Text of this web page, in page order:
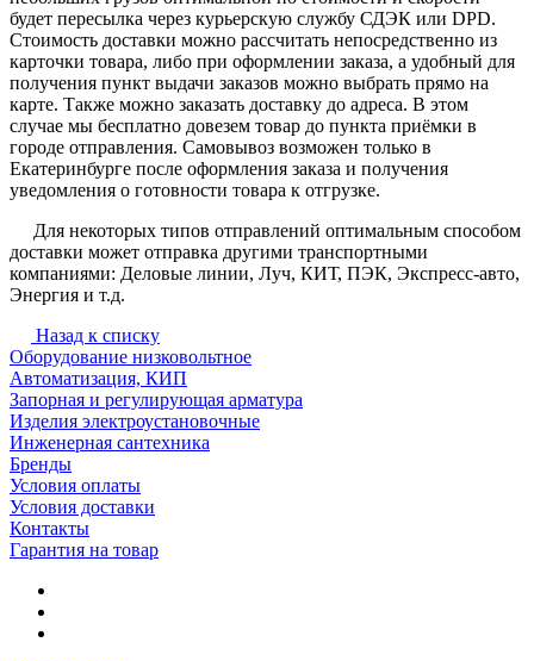
будет пересылка через курьерскую службу СДЭК или DPD.
Стоимость доставки можно рассчитать непосредственно из
карточки товара, либо при оформлении заказа, а удобный для
получения пункт выдачи заказов можно выбрать прямо на
карте. Также можно заказать доставку до адреса. В этом
случае мы бесплатно довезем товар до пункта приёмки в
городе отправления. Самовывоз возможен только в
Екатеринбурге после оформления заказа и получения
уведомления о готовности товара к отгрузке.
Для некоторых типов отправлений оптимальным способом
доставки может отправка другими транспортными
компаниями: Деловые линии, Луч, КИТ, ПЭК, Экспресс-авто,
Энергия и т.д.
Назад к списку
Оборудование низковольтное
Автоматизация, КИП
Запорная и регулирующая арматура
Изделия электроустановочные
Инженерная сантехника
Бренды
Условия оплаты
Условия доставки
Контакты
Гарантия на товар